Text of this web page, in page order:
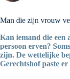
Man die zijn vrouw
Kan iemand die een
persoon erven?
zijn. De wettelijke
Gerechtshof paste